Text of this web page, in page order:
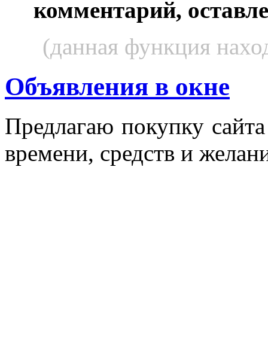
комментарий,
(данная функция
Объявления в окне
Пред­ла­гаю по­куп­ку
вре­мени, средств и